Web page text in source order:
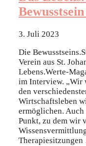
3. Juli 2023
Die
Verein aus St.
Lebens.Werte-
im Interview. „Wir
den
Wirtschaftsleben
ermöglichen.
Punkt, zu dem wir